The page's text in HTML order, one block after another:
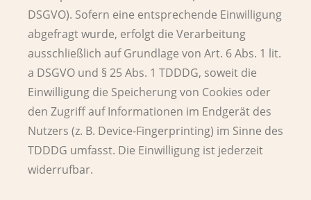
DSGVO). Sofern eine entsprechende Einwilligung
abgefragt wurde, erfolgt die Verarbeitung
ausschließlich auf Grundlage von Art. 6 Abs. 1 lit.
a DSGVO und § 25 Abs. 1 TDDDG, soweit die
Einwilligung die Speicherung von Cookies oder
den Zugriff auf Informationen im Endgerät des
Nutzers (z. B. Device-Fingerprinting) im Sinne des
TDDDG umfasst. Die Einwilligung ist jederzeit
widerrufbar.